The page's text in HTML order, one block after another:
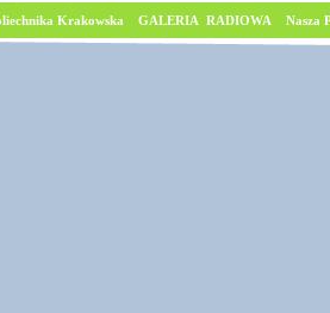
Krakowska GALERIA RADIOWA Nasza